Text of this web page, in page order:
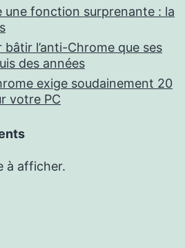
une fonction surprenante : la
l’anti-Chrome que ses
des années
exige soudainement 20
votre PC
à afficher.